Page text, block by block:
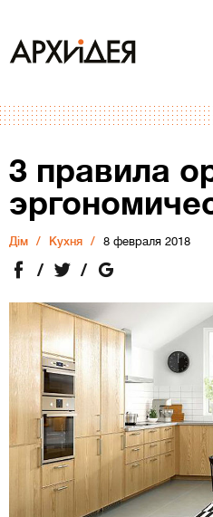
3 правила
Дiм Кухня 8 февраля 2018